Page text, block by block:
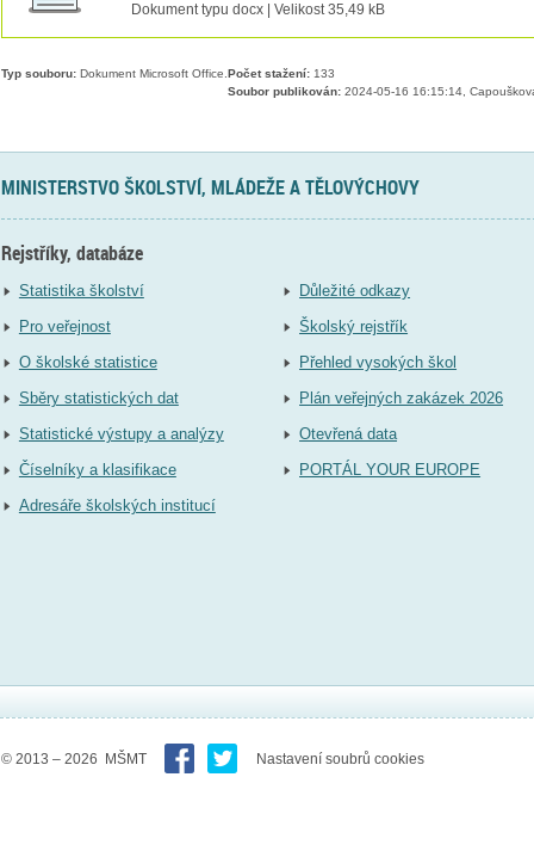
Dokument typu docx | Velikost 35,49 kB
Typ souboru:Dokument Microsoft Office. Počet stažení:133
Soubor publikován:2024-05-16 16:15:14,
MINISTERSTVO ŠKOLSTVÍ, MLÁDEŽE A TĚLOVÝCHOVY
Rejstříky, databáze
Statistika školství
Pro veřejnost
O školské statistice
Sběry statistických dat
Statistické výstupy a analýzy
Číselníky a klasifikace
Adresáře školských institucí
Důležité odkazy
Školský rejstřík
Přehled vysokých škol
Plán veřejných zakázek 2026
Otevřená data
PORTÁL YOUR EUROPE
© 2013 – 2026 MŠMT Nastavení soubrů cookies